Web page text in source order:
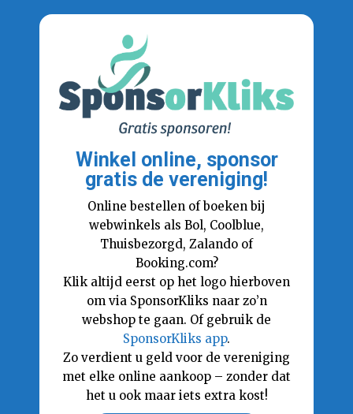
Winkel online, sponsor
gratis de vereniging!
Online bestellen of boeken bij
webwinkels als Bol, Coolblue,
Thuisbezorgd, Zalando of
Booking.com?
Klik altijd eerst op het logo hierboven
om via SponsorKliks naar zo’n
webshop te gaan. Of gebruik de
SponsorKliks app.
Zo verdient u geld voor de vereniging
met elke online aankoop – zonder dat
het u ook maar iets extra kost!